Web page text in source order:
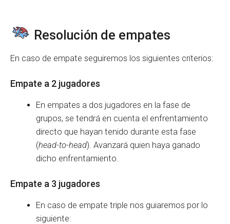
Resolución de empates
En caso de empate seguiremos los siguientes criterios:
Empate a 2 jugadores
En empates a dos jugadores en la fase de
grupos, se tendrá en cuenta el enfrentamiento
directo que hayan tenido durante esta fase
(head-to-head). Avanzará quien haya ganado
dicho enfrentamiento.
Empate a 3 jugadores
En caso de empate triple nos guiaremos por lo
siguiente: